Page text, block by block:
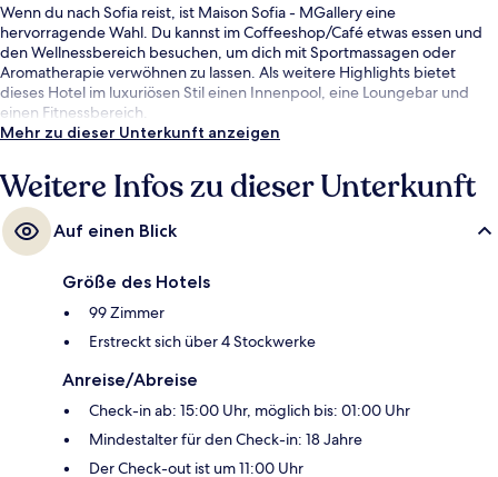
Wenn du nach Sofia reist, ist Maison Sofia - MGallery eine
hervorragende Wahl. Du kannst im Coffeeshop/Café etwas essen und
den Wellnessbereich besuchen, um dich mit Sportmassagen oder
Aromatherapie verwöhnen zu lassen. Als weitere Highlights bietet
dieses Hotel im luxuriösen Stil einen Innenpool, eine Loungebar und
einen Fitnessbereich.
Mehr zu dieser Unterkunft anzeigen
Weitere Infos zu dieser Unterkunft
Auf einen Blick
Größe des Hotels
99 Zimmer
Erstreckt sich über 4 Stockwerke
Anreise/Abreise
Check-in ab: 15:00 Uhr, möglich bis: 01:00 Uhr
Mindestalter für den Check-in: 18 Jahre
Der Check-out ist um 11:00 Uhr